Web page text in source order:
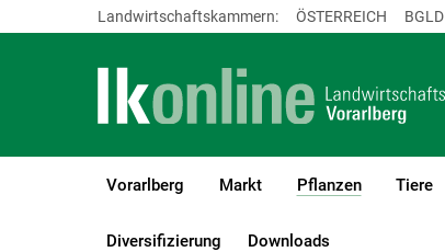
Landwirtschaftskammern: ÖSTERREICH BGLD
Vorarlberg Markt Pflanzen
(current)1
Tiere
Diversifizierung Downloads
LK Vorarlberg Pflanzen Grünland & Futterbau